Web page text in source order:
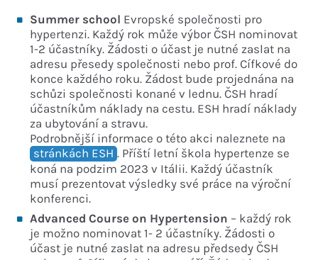
Summer school Evropské společnosti pro
hypertenzi. Každý rok může výbor ČSH nominovat
1-2 účastníky. Žádosti o účast je nutné zaslat na
adresu přesedy společnosti nebo prof. Cífkové do
konce každého roku. Žádost bude projednána na
schůzi společnosti konané v lednu. ČSH hradí
účastníkům náklady na cestu. ESH hradí náklady
za ubytování a stravu.
Podrobnější informace o této akci naleznete na
stránkách ESH . Příští letní škola hypertenze se
koná na podzim 2023 v Itálii. Každý účastník
musí prezentovat výsledky své práce na výroční
konferenci.
Advanced Course on Hypertension – každý rok
je možno nominovat 1- 2 účastníky. Žádosti o
účast je nutné zaslat na adresu předsedy ČSH